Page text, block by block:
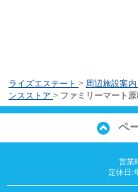
ライズエステート > 周辺施設案内
ンスストア > ファミリーマート原
ペ
営業
定休日: